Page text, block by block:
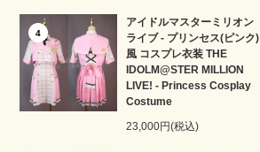
4
アイドルマスターミリオン
ライブ - プリンセス(ピンク)
風 コスプレ衣装 THE
IDOLM@STER MILLION
LIVE! - Princess Cosplay
Costume
23,000円(税込)